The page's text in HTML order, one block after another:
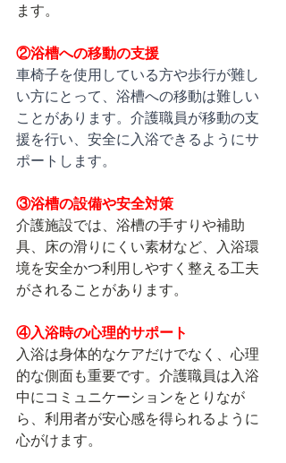
ます。
②浴槽への移動の支援
車椅子を使用している方や歩行が難し
い方にとって、浴槽への移動は難しい
ことがあります。介護職員が移動の支
援を行い、安全に入浴できるようにサ
ポートします。
③浴槽の設備や安全対策
介護施設では、浴槽の手すりや補助
具、床の滑りにくい素材など、入浴環
境を安全かつ利用しやすく整える工夫
がされることがあります。
④入浴時の心理的サポート
入浴は身体的なケアだけでなく、心理
的な側面も重要です。介護職員は入浴
中にコミュニケーションをとりなが
ら、利用者が安心感を得られるように
心がけます。